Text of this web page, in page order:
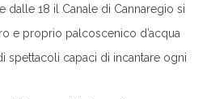
dalle 18 il Canale di Cannaregio si
e proprio palcoscenico d’acqua
spettacoli capaci di incantare ogni